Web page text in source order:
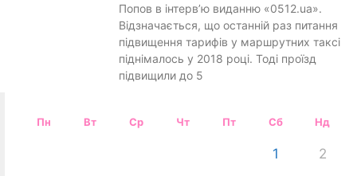
Попов в інтерв’ю виданню «0512.ua».
Відзначається, що останній раз питання
підвищення тарифів у маршрутних таксі
піднімалось у 2018 році. Тоді проїзд
підвищили до 5
Пн Вт Ср Чт Пт Сб Нд
1 2